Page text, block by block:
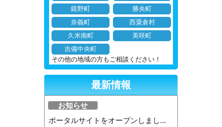
鏡野町
勝央町
奈義町
西粟倉村
久米南町
美咲町
吉備中央町
その他の地域の方もご相談ください！
最新情報
お知らせ
ポータルサイトをオープンしまし...